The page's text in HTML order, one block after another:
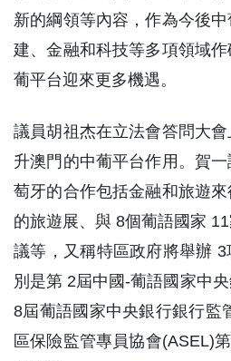
新的綱領等內容，作為今後
建、金融和科技等多項領域
葡平台迎來更多機遇。
議員胡祖杰在立法會答問大
升澳門的中葡平台作用。賀
萄牙的合作包括金融和旅遊
的旅遊展、與 8個葡語國家
議等，又稱特區政府將舉辦
別是第 2屆中國-葡語國家中
8屆葡語國家中央銀行銀行監
區保險監管專員協會(ASEL)